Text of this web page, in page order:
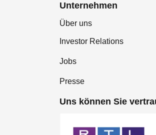
Unternehmen
Über uns
Investor Relations
Jobs
Presse
Uns können Sie